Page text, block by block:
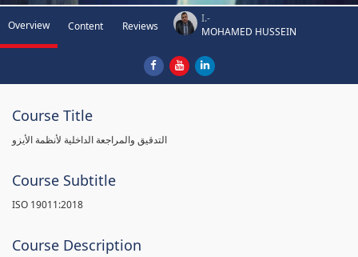
Overview Content Reviews
I.-
MOHAMED HUSSEIN
Course Title
التدقيق والمراجعة الداخلية لأنظمة الأيزو
Course Subtitle
ISO 19011:2018
Course Description